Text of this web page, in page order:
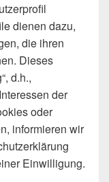
dienen dazu,
die ihren
Dieses
d.h.,
der
oder
informieren wir
Einwilligung.